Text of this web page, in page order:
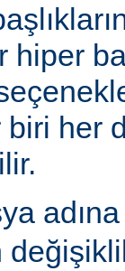
hiper
her